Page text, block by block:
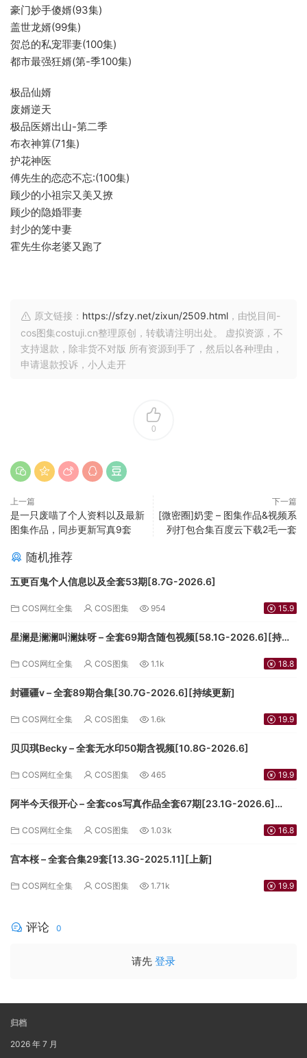
豪门妙手傻婿(93集)
盖世龙婿(99集)
贺总的私宠罪妻(100集)
都市最强狂婿(第-季100集)
极品仙婿
废婿逆天
极品医婿出山-第二季
布衣神算(71集)
护花神医
傅先生的恋恋不忘:(100集)
顾少的小祖宗又美又撩
顾少的隐婚罪妻
封少的笼中妻
霍先生你老婆又跑了
原文链接： https://sfzy.net/zixun/2509.html ，由悦目间-
cos图集costuji.cn整理原创，转载请注明出处。 虚拟资源，不
支持退款，除非货不对版 所有资源到手了，然后以各种理由，
申请退款投诉，小人走开
0
上一篇
是一只废喵了个人资料以及最新
图集作品，同步更新写真9套
下一篇
[微密圈]奶雯 – 图集作品&视频系
列打包合集百度云下载2毛一套
随机推荐
五更百鬼个人信息以及全套53期[8.7G-2026.6]
COS网红全集 COS图集 954 15.9
星澜是澜澜叫澜妹呀 – 全套69期含随包视频[58.1G-2026.6][持续
COS网红全集 COS图集 1.1k 18.8
封疆疆v – 全套89期合集[30.7G-2026.6][持续更新]
COS网红全集 COS图集 1.6k 19.9
贝贝琪Becky – 全套无水印50期含视频[10.8G-2026.6]
COS网红全集 COS图集 465 19.9
阿半今天很开心 – 全套cos写真作品全套67期[23.1G-2026.6]
COS网红全集 COS图集 1.03k 16.8
宫本桜 – 全套合集29套[13.3G-2025.11][上新]
COS网红全集 COS图集 1.71k 19.9
评论 0
请先 登录
归档
2026 年 7 月